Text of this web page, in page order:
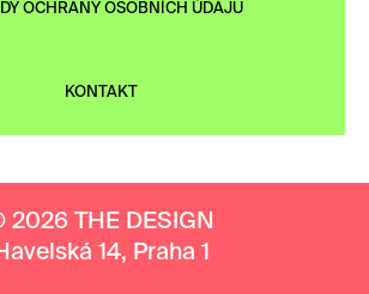
OCHRANY OSOBNÍCH ÚDAJŮ
KONTAKT
2026 THE DESIGN
14, Praha 1